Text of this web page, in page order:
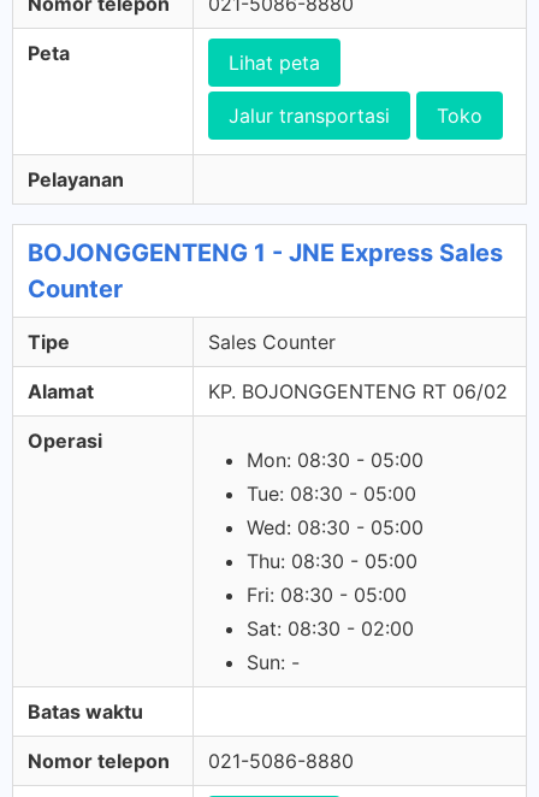
Peta Lihat peta
Jalur transportasi Toko
Pelayanan
BOJONGGENTENG 1 - JNE Express Sales
Counter
Tipe Sales Counter
Alamat KP. BOJONGGENTENG RT 06/02
Operasi
Mon: 08:30 - 05:00
Tue: 08:30 - 05:00
Wed: 08:30 - 05:00
Thu: 08:30 - 05:00
Fri: 08:30 - 05:00
Sat: 08:30 - 02:00
Sun: -
Batas waktu
Nomor telepon 021-5086-8880